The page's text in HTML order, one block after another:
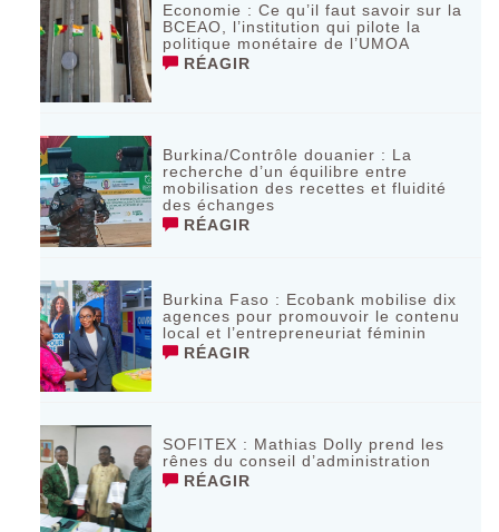
Economie : Ce qu’il faut savoir sur la
BCEAO, l’institution qui pilote la
politique monétaire de l’UMOA
RÉAGIR
Burkina/Contrôle douanier : La
recherche d’un équilibre entre
mobilisation des recettes et fluidité
des échanges
RÉAGIR
Burkina Faso : Ecobank mobilise dix
agences pour promouvoir le contenu
local et l’entrepreneuriat féminin
RÉAGIR
SOFITEX : Mathias Dolly prend les
rênes du conseil d’administration
RÉAGIR